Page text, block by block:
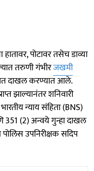
पोटावर तसेच डाव्या
तरुणी गंभीरजखमी
दाखल करण्यात आले.
झाल्यानंतर शनिवारी
न्याय संहिता (BNS)
351 (2) अन्वये गुन्हा दाखल
उपनिरीक्षक सदिप